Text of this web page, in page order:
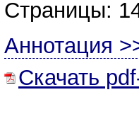
Страницы:
Аннотация
Скачать